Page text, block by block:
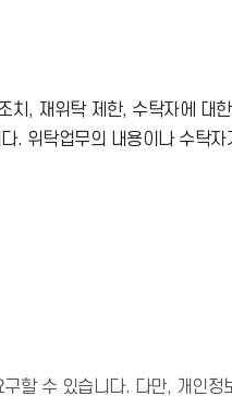
치, 재위탁 제한, 수탁자에 대
. 위탁업무의 내용이나 수탁
할 수 있습니다. 다만, 개인